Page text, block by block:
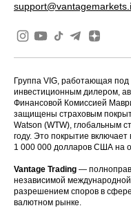
Группа VIG, работающая
инвестиционным дилером,
Финансовой Комиссией
защищены страховым
Watson (WTW), глобальным
году. Это покрытие
1 000 000 долларов США на
Vantage Trading —
независимой
разрешением споров в
валютном рынке.